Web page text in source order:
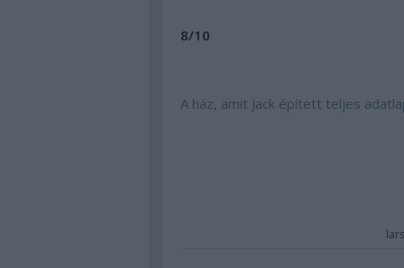
8/10
A ház, amit Jack épített teljes